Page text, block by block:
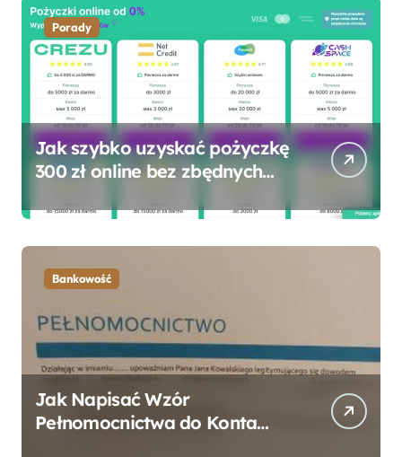
Porady
Jak szybko uzyskać pożyczkę
300 zł online bez zbędnych
Bankowość
Jak Napisać Wzór
Pełnomocnictwa do Konta